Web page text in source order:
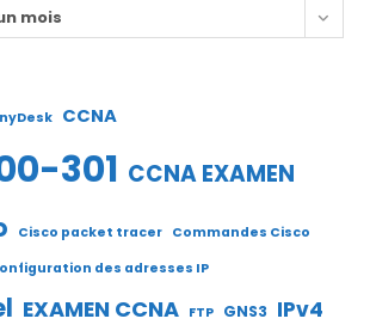
mois
CCNA
301 CCNA EXAMEN
Cisco packet tracer Commandes Cisco
des adresses IP
EXAMEN CCNA FTP GNS3 IPv4